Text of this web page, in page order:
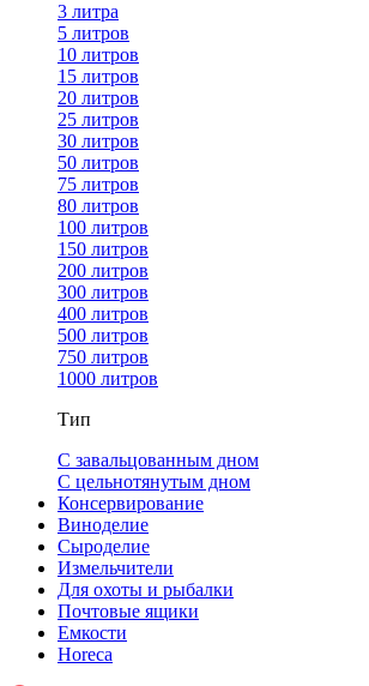
3 литра
5 литров
10 литров
15 литров
20 литров
25 литров
30 литров
50 литров
75 литров
80 литров
100 литров
150 литров
200 литров
300 литров
400 литров
500 литров
750 литров
1000 литров
Тип
С завальцованным дном
С цельнотянутым дном
Консервирование
Виноделие
Сыроделие
Измельчители
Для охоты и рыбалки
Почтовые ящики
Емкости
Horeca